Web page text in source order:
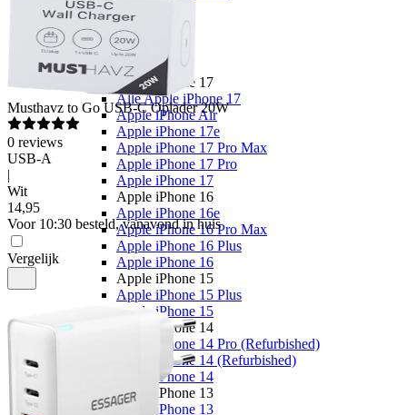
Telefoons
Alle telefoons
Merken
Apple
Apple iPhone 17
Alle Apple iPhone 17
Apple iPhone Air
Apple iPhone 17e
Apple iPhone 17 Pro Max
Apple iPhone 17 Pro
Apple iPhone 17
Apple iPhone 16
Apple iPhone 16e
Apple iPhone 16 Pro Max
Apple iPhone 16 Plus
Apple iPhone 16
Apple iPhone 15
Apple iPhone 15 Plus
Apple iPhone 15
Apple iPhone 14
Apple iPhone 14 Pro (Refurbished)
Apple iPhone 14 (Refurbished)
Apple iPhone 14
Apple iPhone 13
Apple iPhone 13
Musthavz to Go USB-C Oplader 20W
0 reviews
USB-A
|
Wit
14,95
Voor 10:30 besteld, vanavond in huis
Vergelijk